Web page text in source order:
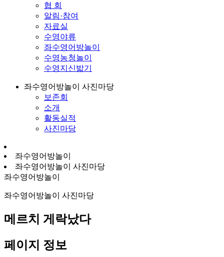
협 회
알림·참여
자료실
수영야류
좌수영어방놀이
수영농청놀이
수영지신밟기
좌수영어방놀이 사진마당
보존회
소개
활동실적
사진마당
좌수영어방놀이
좌수영어방놀이 사진마당
좌수영어방놀이
좌수영어방놀이 사진마당
메르치 게락났다
페이지 정보